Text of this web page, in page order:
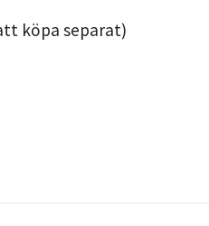
köpa separat)